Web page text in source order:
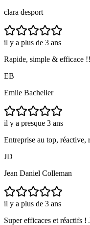
clara desport
il y a plus de 3 ans
Rapide, simple & efficace
EB
Emile Bachelier
il y a presque 3 ans
Entreprise au top, réactive,
JD
Jean Daniel Colleman
il y a plus de 3 ans
Super efficaces et réactifs !